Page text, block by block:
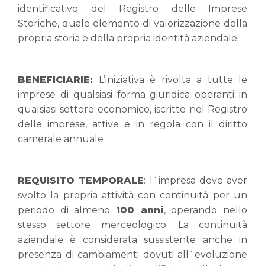
identificativo del Registro delle Imprese
Storiche, quale elemento di valorizzazione della
propria storia e della propria identità aziendale.
BENEFICIARIE: L’iniziativa è rivolta a tutte le
imprese di qualsiasi forma giuridica operanti in
qualsiasi settore economico, iscritte nel Registro
delle imprese, attive e in regola con il diritto
camerale annuale
REQUISITO TEMPORALE: l`impresa deve aver
svolto la propria attività con continuità per un
periodo di almeno 100 anni, operando nello
stesso settore merceologico. La continuità
aziendale è considerata sussistente anche in
presenza di cambiamenti dovuti all`evoluzione